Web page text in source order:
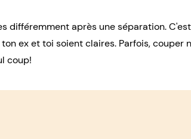
différemment après une séparation.
ex et toi soient claires. Parfois,
coup!